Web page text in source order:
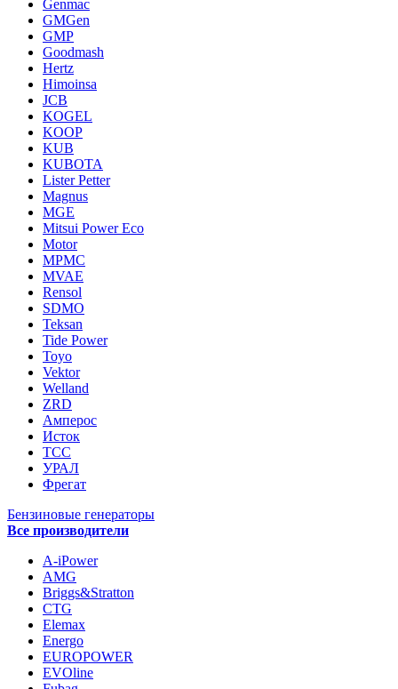
Genmac
GMGen
GMP
Goodmash
Hertz
Himoinsa
JCB
KOGEL
KOOP
KUB
KUBOTA
Lister Petter
Magnus
MGE
Mitsui Power Eco
Motor
MPMC
MVAE
Rensol
SDMO
Teksan
Tide Power
Toyo
Vektor
Welland
ZRD
Амперос
Исток
ТСС
УРАЛ
Фрегат
Бензиновые генераторы
Все производители
A-iPower
AMG
Briggs&Stratton
CTG
Elemax
Energo
EUROPOWER
EVOline